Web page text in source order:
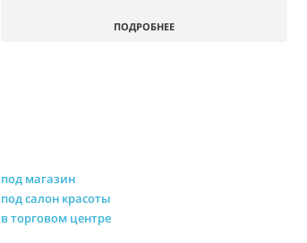
ПОДРОБНЕЕ
под магазин
под салон красоты
в торговом центре